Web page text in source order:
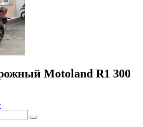
Motoland R1 300